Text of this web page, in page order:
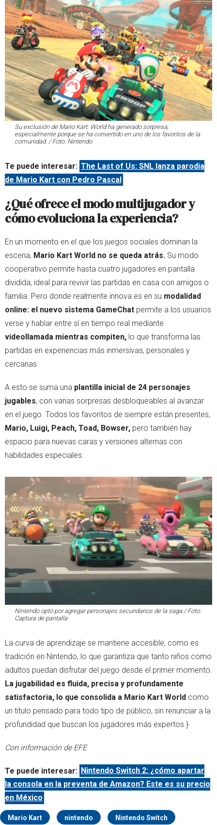
Su exclusión de Mario Kart: World ha generado sorpresa,
especialmente porque se ha convertido en uno de los favoritos de la
comunidad. / Foto: Nintendo
Te puede interesar: The Last of Us: SNL lanza parodia
de Mario Kart con Pedro Pascal
¿Qué ofrece el modo multijugador y
cómo evoluciona la experiencia?
En un momento en el que los juegos sociales dominan la
escena, Mario Kart World no se queda atrás. Su modo
cooperativo permite hasta cuatro jugadores en pantalla
dividida, ideal para revivir las partidas en casa con amigos o
familia. Pero donde realmente innova es en su modalidad
online: el nuevo sistema GameChat permite a los usuarios
verse y hablar entre sí en tiempo real mediante
videollamada mientras compiten, lo que transforma las
partidas en experiencias más inmersivas, personales y
cercanas.
A esto se suma una plantilla inicial de 24 personajes
jugables, con varias sorpresas desbloqueables al avanzar
en el juego. Todos los favoritos de siempre están presentes,
Mario, Luigi, Peach, Toad, Bowser, pero también hay
espacio para nuevas caras y versiones alternas con
habilidades especiales.
Nintendo optó por agregar personajes secundarios de la saga / Foto:
Captura de pantalla
La curva de aprendizaje se mantiene accesible, como es
tradición en Nintendo, lo que garantiza que tanto niños como
adultos puedan disfrutar del juego desde el primer momento.
La jugabilidad es fluida, precisa y profundamente
satisfactoria, lo que consolida a Mario Kart World como
un título pensado para todo tipo de público, sin renunciar a la
profundidad que buscan los jugadores más expertos.}
Con información de EFE
Te puede interesar: Nintendo Switch 2: ¿cómo apartar
la consola en la preventa de Amazon? Este es su precio
en México
Mario Kart nintendo Nintendo Switch